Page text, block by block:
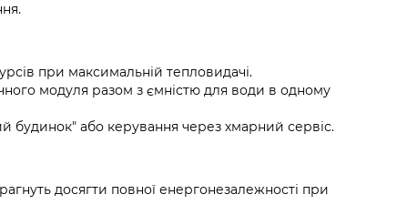
при максимальній тепловидачі.
модуля разом з ємністю для води в одному
будинок" або керування через хмарний сервіс.
досягти повної енергонезалежності при